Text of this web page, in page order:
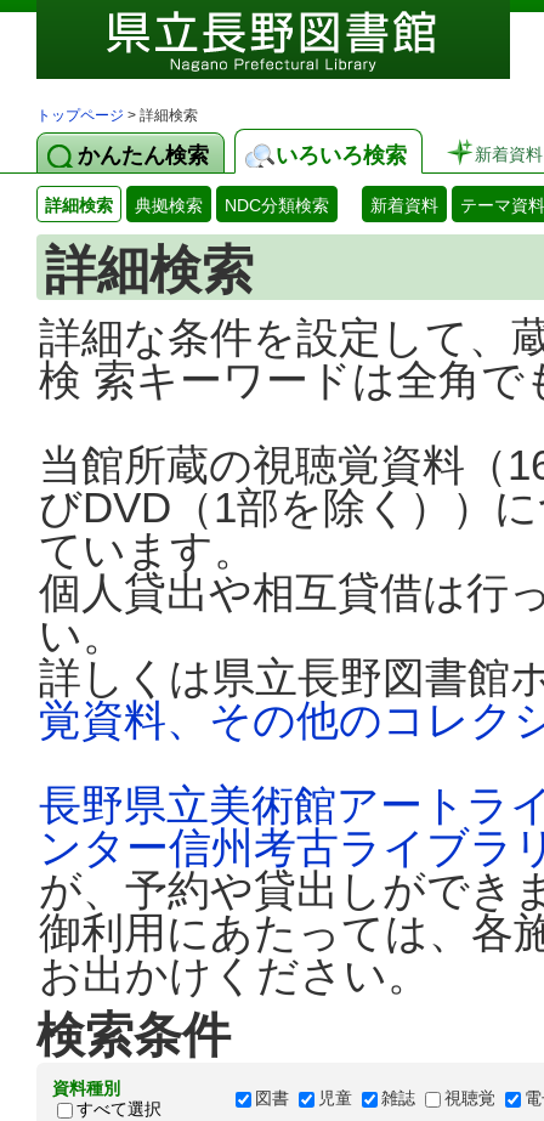
トップページ > 詳細検索
かんたん検索 いろいろ検索 新着資料
詳細検索 典拠検索 NDC分類検索 新着資料 テーマ資料
詳細検索
詳細な条件を設定して、
検 索キーワードは全角
当館所蔵の視聴覚資料（
びDVD（1部を除く））
ています。
個人貸出や相互貸借は行
い。
詳しくは県立長野図書館
覚資料、その他のコレク
長野県立美術館アートラ
ンター信州考古ライブラ
が、予約や貸出しができ
御利用にあたっては、各
お出かけください。
検索条件
資料種別
すべて選択
図書 児童 雑誌 視聴覚